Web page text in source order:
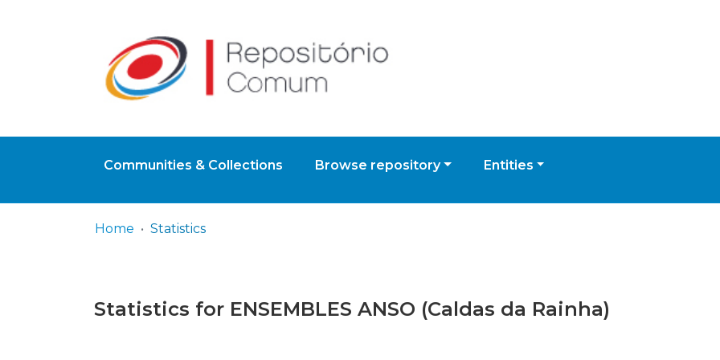
Communities & Collections Browse repository Entities
Home Statistics
Statistics for ENSEMBLES ANSO (Caldas da Rainha)